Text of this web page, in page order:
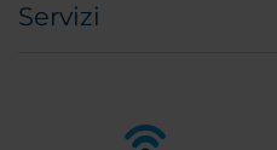
Servizi